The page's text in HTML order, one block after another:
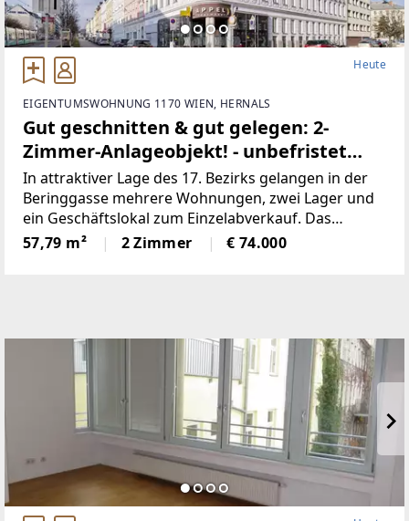
Heute
EIGENTUMSWOHNUNG 1170 WIEN, HERNALS
Gut geschnitten & gut gelegen: 2-
Zimmer-Anlageobjekt! - unbefristet
vermietet
In attraktiver Lage des 17. Bezirks gelangen in der
Beringgasse mehrere Wohnungen, zwei Lager und
ein Geschäftslokal zum Einzelabverkauf. Das
Angebot umfasst überwiegend befristet und
unfristet vermietete sowie einige leerstehende
57,79 m² 2 Zimmer € 74.000